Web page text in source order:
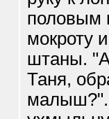
половым
мокроту
штаны. "А
Таня,
малыш?".